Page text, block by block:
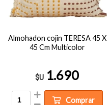
Almohadon cojin TERESA 45 X
45 Cm Multicolor
$U 1.690
Comprar